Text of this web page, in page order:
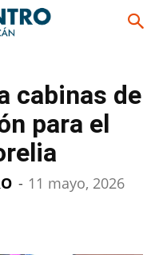
cabinas de
para el
- 11 mayo, 2026